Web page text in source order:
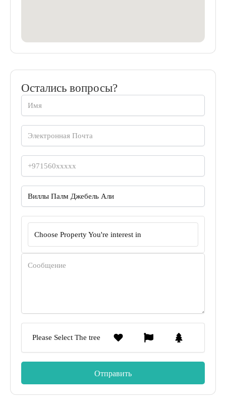
Остались вопросы?
Choose Property You're interest in
Please Select The tree